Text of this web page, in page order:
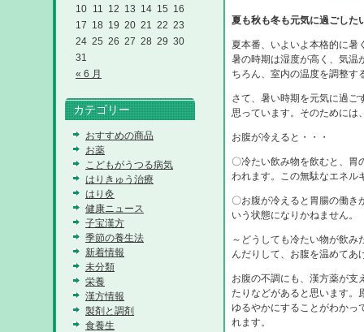
夏も秋も冬も元気に過ごした
夏本番、いよいよ本格的に暑
暑の時期は湿度が高く、気温
ちろん、室内の温度を調整す
さて、暑い時期を元気に過ご
思っています。そのためには
お腹が冷えると・・・
〇冷たい飲み物を飲むと、胃
われます。この無駄なエネル
〇お腹が冷えると胃腸の働き
いう状態になりかねません。
～どうしても冷たい物が飲
んだりして、お腹を温めてあ
お腹の不調にも、漢方薬が支
たりなどがあると思います。
ゆるやかにすることがわかっ
れます。
« 6 月
10 11 12 13 14 15 16
17 18 19 20 21 22 23
24 25 26 27 28 29 30
31
カテゴリー
おすすめの商品
お薬
こどもがうつる病気
はりきゅう治療
はり灸
健康ニュース
子宝漢方
季節の養生法
新着情報
未分類
栄養
漢方情報
製剤と調剤
食養生